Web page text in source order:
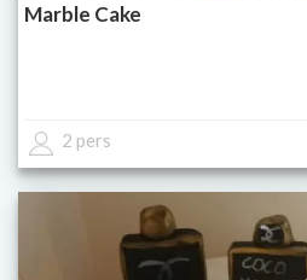
Marble Cake
2 pers